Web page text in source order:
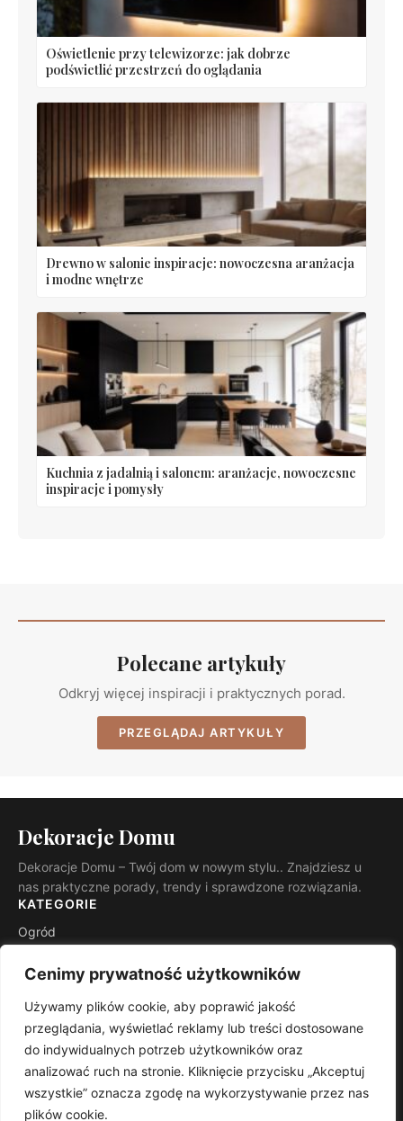
Cenimy prywatność użytkowników
Używamy plików cookie, aby poprawić jakość
przeglądania, wyświetlać reklamy lub treści dostosowane
do indywidualnych potrzeb użytkowników oraz
analizować ruch na stronie. Kliknięcie przycisku „Akceptuj
wszystkie” oznacza zgodę na wykorzystywanie przez nas
plików cookie.
Oświetlenie przy telewizorze: jak dobrze
podświetlić przestrzeń do oglądania
Drewno w salonie inspiracje: nowoczesna aranżacja
i modne wnętrze
Kuchnia z jadalnią i salonem: aranżacje, nowoczesne
inspiracje i pomysły
Polecane artykuły
Odkryj więcej inspiracji i praktycznych porad.
PRZEGLĄDAJ ARTYKUŁY
Dekoracje Domu
Dekoracje Domu – Twój dom w nowym stylu.. Znajdziesz u
nas praktyczne porady, trendy i sprawdzone rozwiązania.
KATEGORIE
Ogród
INFORMACJE
Kontakt
Mapa witryny
Polityka prywatności
RSS